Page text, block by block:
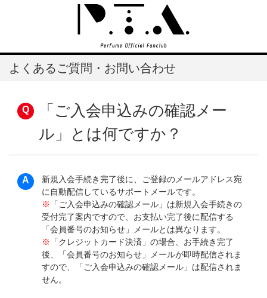
よくあるご質問・お問い合わせ
「ご入会申込みの確認メー
ル」とは何ですか？
新規入会手続き完了後に、ご登録のメールアドレス宛
に自動配信しているサポートメールです。
※
「ご入会申込みの確認メール」は新規入会手続きの
受付完了案内ですので、お支払い完了後に配信する
「会員番号のお知らせ」メールとは異なります。
※
「クレジットカード決済」の場合、お手続き完了
後、「会員番号のお知らせ」メールが即時配信されま
すので、「ご入会申込みの確認メール」は配信されま
せん。